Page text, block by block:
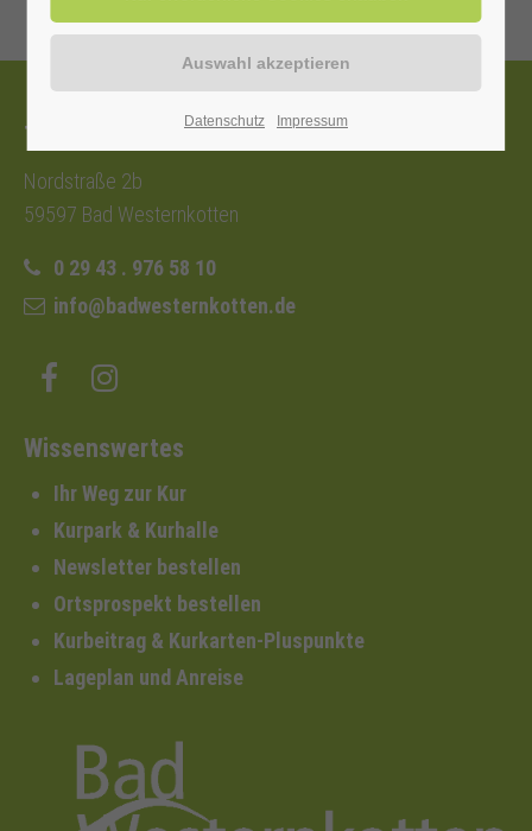
Tourist-Information
Nordstraße 2b
59597 Bad Westernkotten
0 29 43 . 976 58 10
info@badwesternkotten.de
Wissenswertes
Ihr Weg zur Kur
Kurpark & Kurhalle
Newsletter bestellen
Ortsprospekt bestellen
Kurbeitrag & Kurkarten-Pluspunkte
Lageplan und Anreise
Datenschutz Impressum